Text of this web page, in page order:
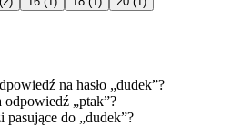
na hasło „dudek”?
odpowiedź „ptak”?
pasujące do „dudek”?